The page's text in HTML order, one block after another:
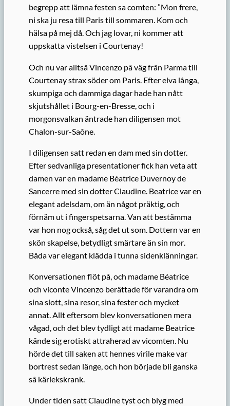
begrepp att lämna festen sa comten: ”Mon frere,
ni ska ju resa till Paris till sommaren. Kom och
hälsa på mej då. Och jag lovar, ni kommer att
uppskattavistelsen i Courtenay!
Och nu var alltsåVincenzo på väg från Parmatill
Courtenay strax söder om Paris. Efter elva långa,
skumpiga och dammiga dagar hade han nått
skjutshållet i Bourg-en-Bresse, och i
morgonsvalkan äntrade han diligensen mot
Chalon-sur-Saône.
I diligensen satt redan en dam med sin dotter.
Efter sedvanliga presentationer fick han veta att
damen var en madame Béatrice Duvernoy de
Sancerre med sin dotter Claudine. Beatricevar en
elegantadelsdam , om än något präktig, och
förnäm ut i fingerspetsarna. Van att bestämma
var hon nog också, såg det ut som. Dottern var en
skön skapelse, betydligt smärtare än sin mor
Båda var elegant klädda i tunna sidenklänningar.
Konversationen flöt på, och madame Béatrice
och viconte Vincenzo berättadeför varandraom
sina slott, sina resor, sina fester och mycket
annat. Allt eftersom blev konversationen mera
vågad, och det blev tydligt att madame Beatrice
kände sig erotiskt attraherad av vicomten. Nu
hörde det till saken att hennes virile make var
bortrest sedan länge, och hon började bli ganska
så kärlekskrank.
Under tiden satt Claudine tyst och blyg med